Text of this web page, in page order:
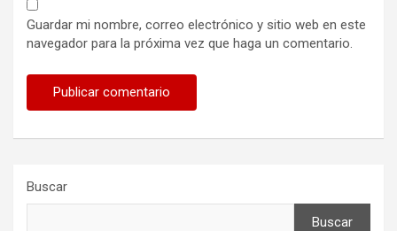
Guardar mi nombre, correo electrónico y sitio web en este
navegador para la próxima vez que haga un comentario.
Buscar
Buscar